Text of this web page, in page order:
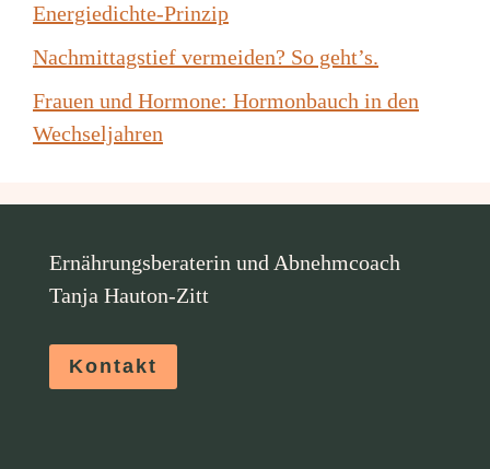
Energiedichte-Prinzip
Nachmittagstief vermeiden? So geht’s.
Frauen und Hormone: Hormonbauch in den
Wechseljahren
Ernährungsberaterin und Abnehmcoach
Tanja Hauton-Zitt
Kontakt